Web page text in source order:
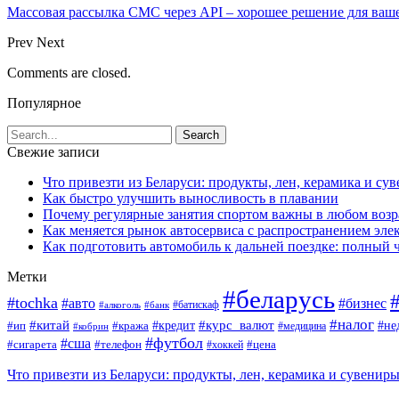
Массовая рассылка СМС через API – хорошее решение для
Prev Next
Comments are closed.
Популярное
Свежие записи
Что привезти из Беларуси: продукты, лен, керамика и
Как быстро улучшить выносливость в плавании
Почему регулярные занятия спортом важны в любом
Как меняется рынок автосервиса с распространением
Как подготовить автомобиль к дальней поездке: полный
Метки
#tochka #авто #алкоголь #банк #батискаф #беларусь #бизнес
#ип #китай #кобрин #кража #кредит #курс_валют #медицина #налог
#сигарета #сша #телефон #футбол #хоккей #цена
Что привезти из Беларуси: продукты, лен, керамика и сувениры